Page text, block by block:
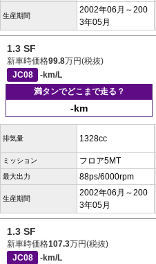
生産期間
2002年06月～200
3年05月
1.3 SF
新車時価格99.8万円(税抜)
JC08
-km/L
満タンでどこまで走る？
-km
排気量 1328cc
ミッション フロア5MT
最大出力 88ps/6000rpm
生産期間
2002年06月～200
3年05月
1.3 SF
新車時価格107.3万円(税抜)
JC08
-km/L